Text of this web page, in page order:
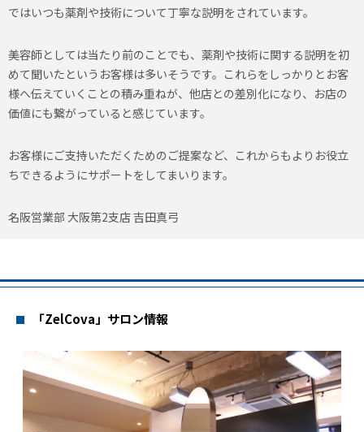
ではいつも薬剤や技術について丁寧な説明をされています。
美容師としては当たり前のことでも、薬剤や技術に関する説明を初
めて聞いたというお客様は多いそうです。これらをしっかりとお客
様へ伝えていくことの積み重ねが、他店との差別化になり、お店の
価値にも繋がっていると感じています。
お客様にご支持いただくためのご提案など、これからもよりお役立
ちできるようにサポートをしてまいります。
名阪営業部 大阪第2支店 吉田真弓
「ZelCova」サロン情報